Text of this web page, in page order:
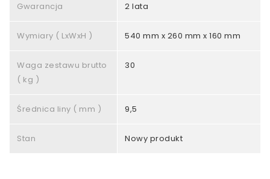
Gwarancja 2 lata
Wymiary ( LxWxH ) 540 mm x 260 mm x 160 mm
Waga zestawu brutto
( kg )
30
Średnica liny ( mm ) 9,5
Stan Nowy produkt